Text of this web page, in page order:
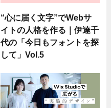
“心に届く文字”でWebサ
イトの人格を作る｜伊達千
代の「今日もフォントを探
して」Vol.5